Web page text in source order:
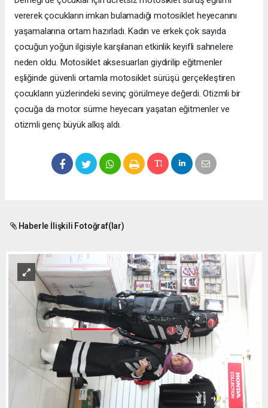
vererek çocukların imkan bulamadığı motosiklet heyecanını
yaşamalarına ortam hazırladı. Kadın ve erkek çok sayıda
çocuğun yoğun ilgisiyle karşılanan etkinlik keyifli sahnelere
neden oldu. Motosiklet aksesuarları giydirilip eğitmenler
eşliğinde güvenli ortamla motosiklet sürüşü gerçekleştiren
çocukların yüzlerindeki sevinç görülmeye değerdi. Otizmli bir
çocuğa da motor sürme heyecanı yaşatan eğitmenler ve
otizmli genç büyük alkış aldı.
Haberle İlişkili Fotoğraf(lar)